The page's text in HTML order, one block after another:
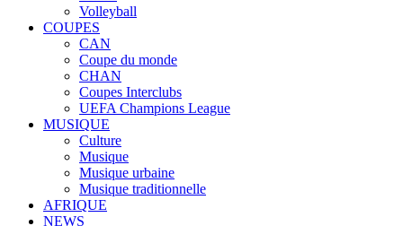
Volleyball
COUPES
CAN
Coupe du monde
CHAN
Coupes Interclubs
UEFA Champions League
MUSIQUE
Culture
Musique
Musique urbaine
Musique traditionnelle
AFRIQUE
NEWS